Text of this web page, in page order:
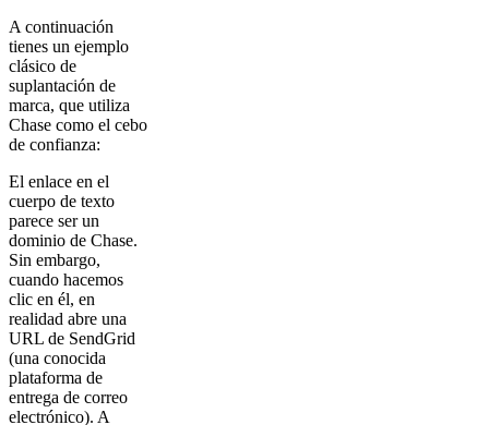
A continuación
tienes un ejemplo
clásico de
suplantación de
marca, que utiliza
Chase como el cebo
de confianza:
El enlace en el
cuerpo de texto
parece ser un
dominio de Chase.
Sin embargo,
cuando hacemos
clic en él, en
realidad abre una
URL de SendGrid
(una conocida
plataforma de
entrega de correo
electrónico). A